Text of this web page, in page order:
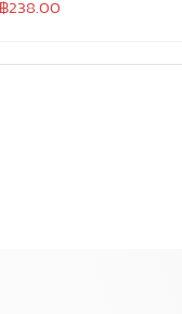
฿238.00